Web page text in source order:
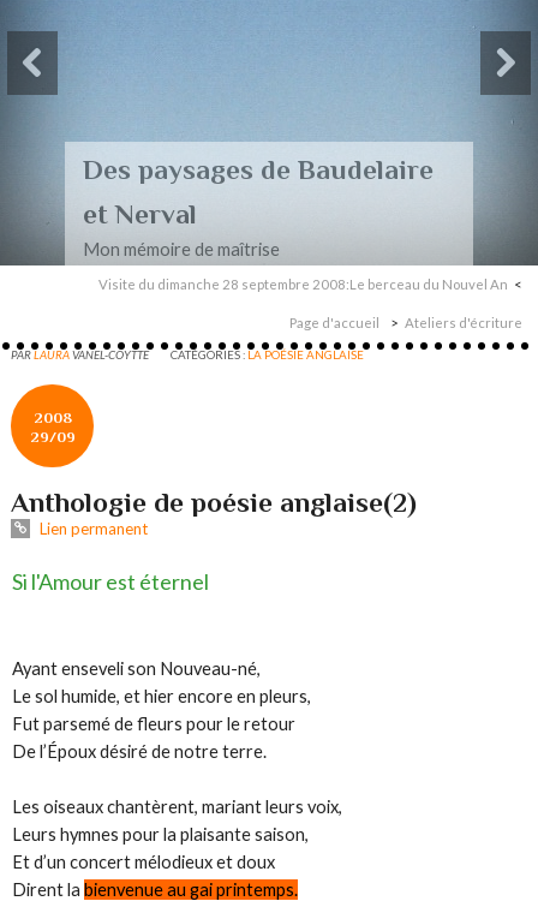
Des paysages de Baudelaire
et Nerval
Mon mémoire de maîtrise
Visite du dimanche 28 septembre 2008:Le berceau du Nouvel An
Page d'accueil Ateliers d'écriture
PARLAURAVANEL-COYTTE CATÉGORIES : LA POÉSIE ANGLAISE
2008
29/09
Anthologie de poésie anglaise(2)
Lien permanent
Si l'Amour est éternel
Ayant enseveli son Nouveau-né,
Le sol humide, et hier encore en pleurs,
Fut parsemé de fleurs pour le retour
De l’Époux désiré de notre terre.
Les oiseaux chantèrent, mariant leurs voix,
Leurs hymnes pour la plaisante saison,
Et d’un concert mélodieux et doux
Dirent labienvenue au gai printemps.